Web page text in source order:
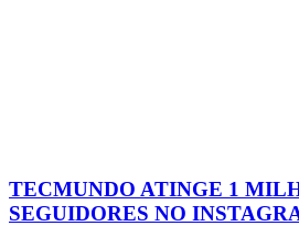
TECMUNDO ATINGE 1
SEGUIDORES NO